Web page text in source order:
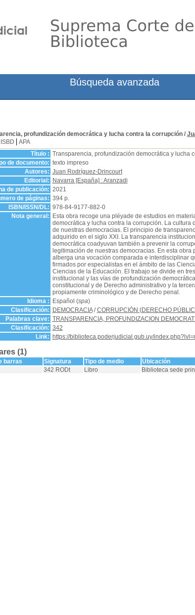
profundización democrática y lucha contra la corrupción/
ISBD
APA
Título : Transparencia, profundización democrática y lucha
de documento: texto impreso
Autores: Juan Rodríguez-Drincourt
Editorial:
Navarra [España] : Aranzadi
de publicación: 2021
de páginas: 394 p.
ISBN/ISSN/DL: 978-84-9177-882-0
Nota general:
Esta obra recoge una pléyade de estudios en
democrática y lucha contra la corrupción. La
de nuestras democracias. El principio de
adquirido en el siglo XXI. La transparencia
democrática coadyuvan también a prevenir la
legitimación de nuestras democracias. En esta
alberga una vocación comparada e interdisciplinar
firmados por especialistas en el ámbito de las
Ciencias de la Educación. El trabajo se divide en
institucional y las vías de profundización
constitucional y de Derecho administrativo y la
propiamente criminológico y de Derecho penal.
Idioma :
Español (spa)
Clasificación:
DEMOCRACIA/CORRUPCIÓN (DERECHO
Palabras clave: TRANSPARENCIA, PROFUNDIZACION
Clasificación: 342
Link:
https://biblioteca.poderjudicial.gub.uy/
(1)
barras Signatura Tipo de medio Ubicación
342 RODt Libro Biblioteca sede
Búsqueda avanzada